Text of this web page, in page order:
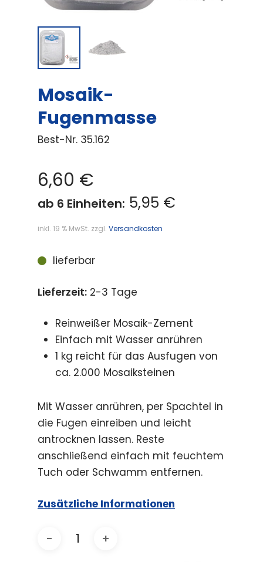
Mosaik-
Fugenmasse
Best-Nr. 35.162
6,60 €
ab 6 Einheiten: 5,95 €
inkl. 19 % MwSt. zzgl. Versandkosten
lieferbar
Lieferzeit: 2-3 Tage
Reinweißer Mosaik-Zement
Einfach mit Wasser anrühren
1 kg reicht für das Ausfugen von
ca. 2.000 Mosaiksteinen
Mit Wasser anrühren, per Spachtel in
die Fugen einreiben und leicht
antrocknen lassen. Reste
anschließend einfach mit feuchtem
Tuch oder Schwamm entfernen.
Zusätzliche Informationen